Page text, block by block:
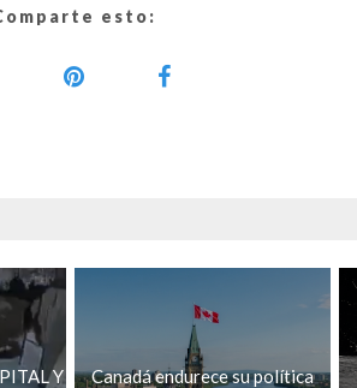
esto:
Y
Canadá endurece su política